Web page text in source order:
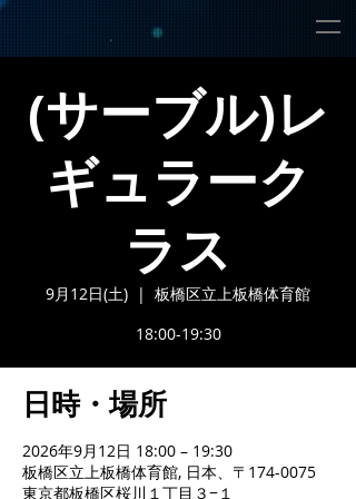
(サーブル)レ
ギュラーク
ラス
9月12日(土)
  |
板橋区立上板橋体育館
18:00-19:30
日時・場所
2026年9月12日 18:00 – 19:30
板橋区立上板橋体育館, 日本、〒174-0075
東京都板橋区桜川１丁目３−１